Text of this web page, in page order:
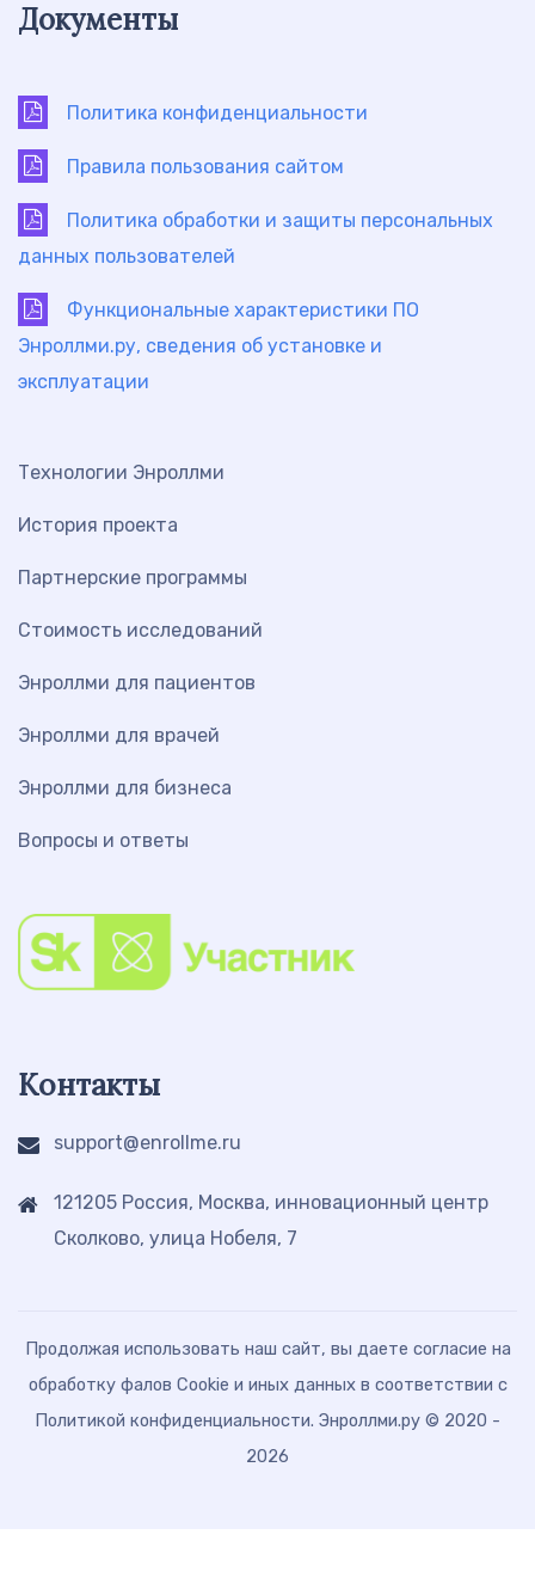
Документы
Политика конфиденциальности
Правила пользования сайтом
Политика обработки и защиты персональных
данных пользователей
Функциональные характеристики ПО
Энроллми.ру, сведения об установке и
эксплуатации
Технологии Энроллми
История проекта
Партнерские программы
Стоимость исследований
Энроллми для пациентов
Энроллми для врачей
Энроллми для бизнеса
Вопросы и ответы
Контакты
support@enrollme.ru
121205 Россия, Москва, инновационный центр
Сколково, улица Нобеля, 7
Продолжая использовать наш сайт, вы даете согласие на
обработку фалов Cookie и иных данных в соответствии с
Политикой конфиденциальности. Энроллми.ру © 2020 -
2026